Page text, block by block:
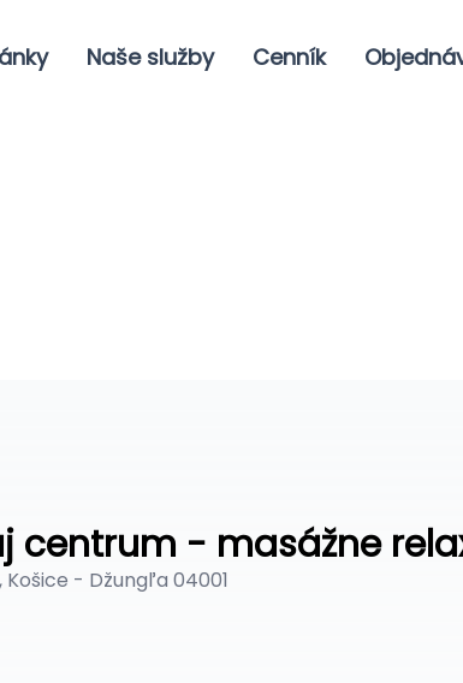
Naše služby Cenník
centrum - masážne
- Džungľa 04001